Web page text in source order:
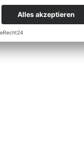
Sie
Nutzung
Service
um diese
Karte